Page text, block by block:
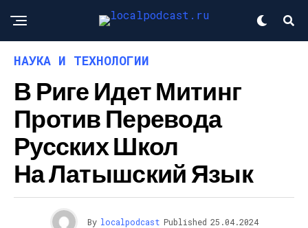
НАУКА И ТЕХНОЛОГИИ
В Риге Идет Митинг
Против Перевода
Русских Школ
На Латышский Язык
By localpodcast Published 25.04.2024